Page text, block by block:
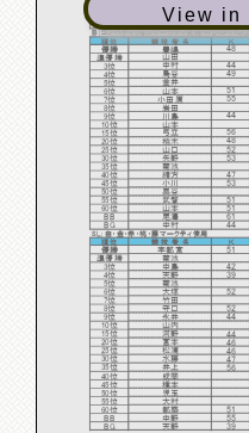
View in
青野
内藤
BG
城戸 39
順位 競 技 者 名 Ｋ
優勝 豊嶋 48
準優勝
山田
3位
中村 44
4位
烏谷 49
5位
金井
6位
山本 51
7位
小田原 55
8位
岩田
9位
川島 44
10位
山本
15位
弓立 56
20位
柏木 48
25位
山口 52
30位
矢野 53
35位
菊池
40位
緒方 47
45位
小川 53
50位
奥谷
55位
武智 51
60位
山本 51
BB
尾澤 61
BG
中村 44
順位 競 技 者 名 Ｋ
優勝 宇都宮 51
準優勝
菊池
3位
中島 42
4位
天野 39
5位
菊池
6位
大塚 52
7位
竹田
8位
守口 52
9位
永井 44
10位
山内
15位
河野 44
20位
宮本 46
25位
松浦 46
30位
水藤 47
35位
井上 56
40位
成岡
45位
橋本
50位
児玉
55位
大村
60位
都築 51
BB
中野 55
BG
天野 39
Ｂ：コンペティションマークティ使用・ＨＤＣＰ15以
SL：白・金・赤・桃・藤マークティ使用